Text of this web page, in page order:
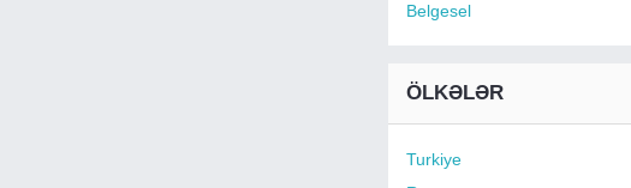
Belgesel
ÖLKƏLƏR
Turkiye